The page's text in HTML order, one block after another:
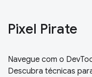
Pixel Pirate
Navegue com o
Descubra técnicas